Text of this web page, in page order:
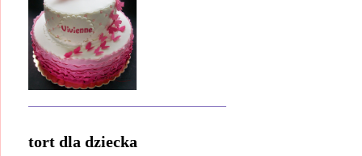
tort dla dziecka